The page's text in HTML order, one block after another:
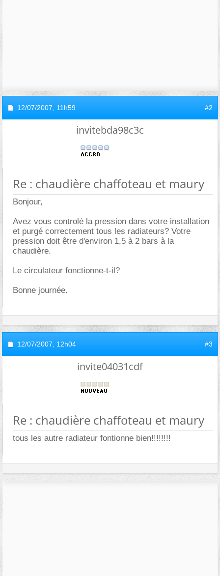
12/07/2007, 11h59 #2
invitebda98c3c
Re : chaudière chaffoteau et maury
Bonjour,
Avez vous controlé la pression dans votre installation
et purgé correctement tous les radiateurs? Votre
pression doit être d'environ 1,5 à 2 bars à la
chaudière.
Le circulateur fonctionne-t-il?
Bonne journée.
12/07/2007, 12h04 #3
invite04031cdf
Re : chaudière chaffoteau et maury
tous les autre radiateur fontionne bien!!!!!!!!